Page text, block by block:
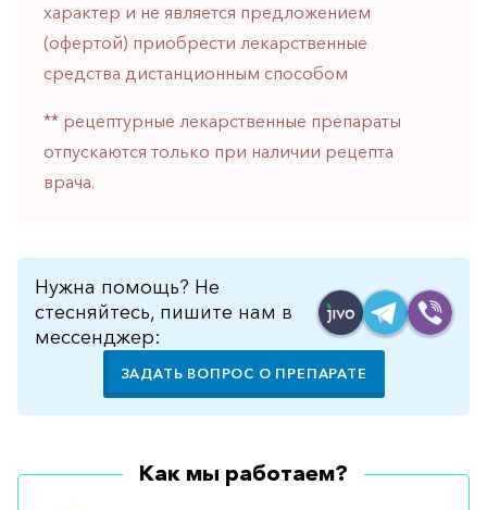
характер и не является предложением
(офертой) приобрести лекарственные
средства дистанционным способом
** рецептурные лекарственные препараты
отпускаются только при наличии рецепта
врача.
Нужна помощь? Не
стесняйтесь, пишите нам в
мессенджер:
ЗАДАТЬ ВОПРОС О ПРЕПАРАТЕ
Как мы работаем?